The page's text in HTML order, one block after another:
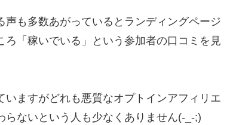
も多数あがっているとランディングページ
「稼いでいる」という参加者の口コミを見
いますがどれも悪質なオプトインアフィリエ
ないという人も少なくありません(-_-;)